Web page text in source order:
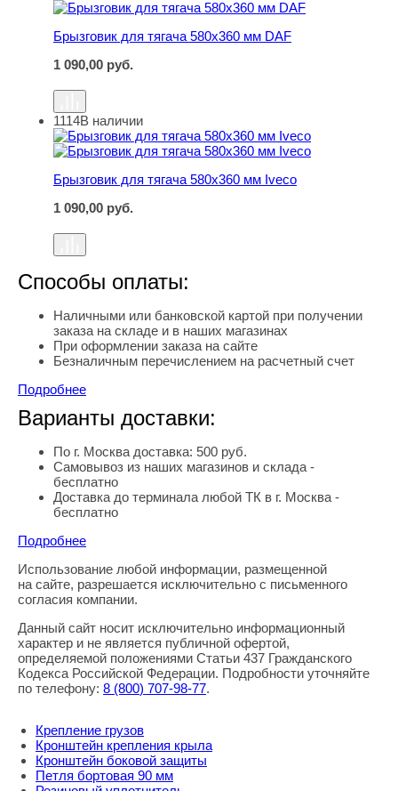
Брызговик для тягача 580х360 мм DAF
1 090,00 руб.
Брызговик для тягача 580х360 мм Iveco
1114В наличии
Брызговик для тягача 580х360 мм Iveco
1 090,00 руб.
Способы оплаты:
Наличными или банковской картой при получении
заказа на складе и в наших магазинах
При оформлении заказа на сайте
Безналичным перечислением на расчетный счет
Подробнее
Варианты доставки:
По г. Москва доставка: 500 руб.
Самовывоз из наших магазинов и склада -
бесплатно
Доставка до терминала любой ТК в г. Москва -
бесплатно
Подробнее
Правовая информация
Использование любой информации, размещенной
на сайте, разрешается исключительно с письменного
согласия компании.
Данный сайт носит исключительно информационный
характер и не является публичной офертой,
определяемой положениями Статьи 437 Гражданского
Кодекса Российской Федерации. Подробности уточняйте
по телефону: 8 (800) 707-98-77.
Крепление грузов
Кронштейн крепления крыла
Кронштейн боковой защиты
Петля бортовая 90 мм